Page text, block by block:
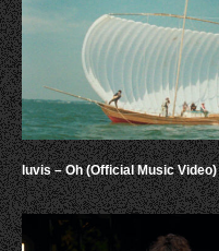
luvis – Oh (Official Music Video)